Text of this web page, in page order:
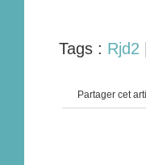
Tags : Rjd2
Partager cet